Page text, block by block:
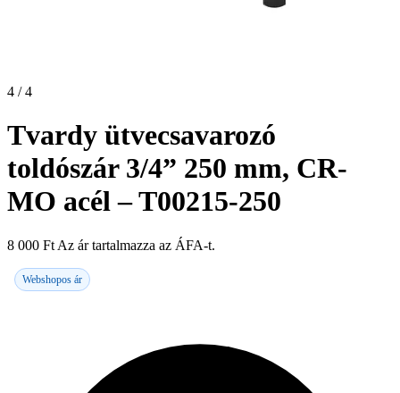
4 / 4
Tvardy ütvecsavarozó
toldószár 3/4” 250 mm, CR-
MO acél – T00215-250
8 000 Ft Az ár tartalmazza az ÁFA-t.
Webshopos ár